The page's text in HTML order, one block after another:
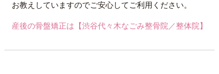
お教えしていますのでご安心してご利用ください。
産後の骨盤矯正は【渋谷代々木なごみ整骨院／整体院】